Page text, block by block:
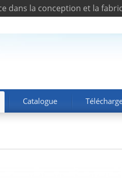
dans la conception et la
Catalogue